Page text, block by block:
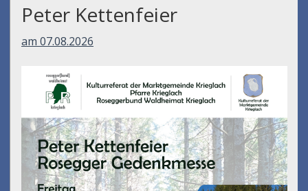
Peter Kettenfeier
am 07.08.2026